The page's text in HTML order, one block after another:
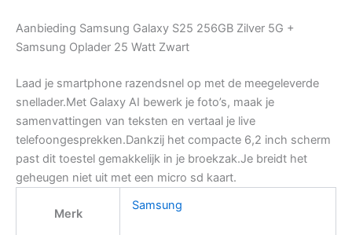
Aanbieding Samsung Galaxy S25 256GB Zilver 5G +
Samsung Oplader 25 Watt Zwart
Laad je smartphone razendsnel op met de meegeleverde
snellader.Met Galaxy AI bewerk je foto’s, maak je
samenvattingen van teksten en vertaal je live
telefoongesprekken.Dankzij het compacte 6,2 inch scherm
past dit toestel gemakkelijk in je broekzak.Je breidt het
geheugen niet uit met een micro sd kaart.
Merk
Samsung